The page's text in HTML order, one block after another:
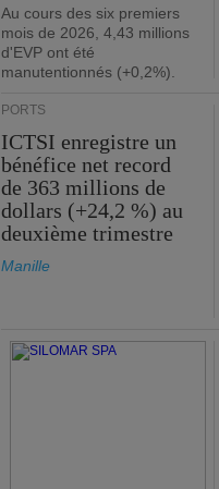
Au cours des six premiers
mois de 2026, 4,43 millions
d'EVP ont été
manutentionnés (+0,2%).
PORTS
ICTSI enregistre un
bénéfice net record
de 363 millions de
dollars (+24,2 %) au
deuxième trimestre
Manille